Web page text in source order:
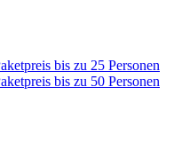
bis zu 25 Personen
bis zu 50 Personen